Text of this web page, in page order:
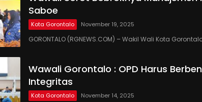
Saboe
Kota Gorontalo November 19, 2025
GORONTALO (RGNEWS.COM) – Wakil Wali Kota
Wawali Gorontalo : OPD Harus
Integritas
Kota Gorontalo November 14, 2025